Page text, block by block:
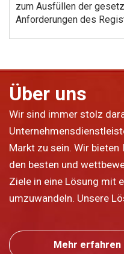
zum Ausfüllen der
Anforderungen des
Über uns
Wir sind immer stolz
Markt zu sein. Wir bieten
den besten und
Ziele in eine Lösung mit
umzuwandeln. Unsere
Mehr erfahren